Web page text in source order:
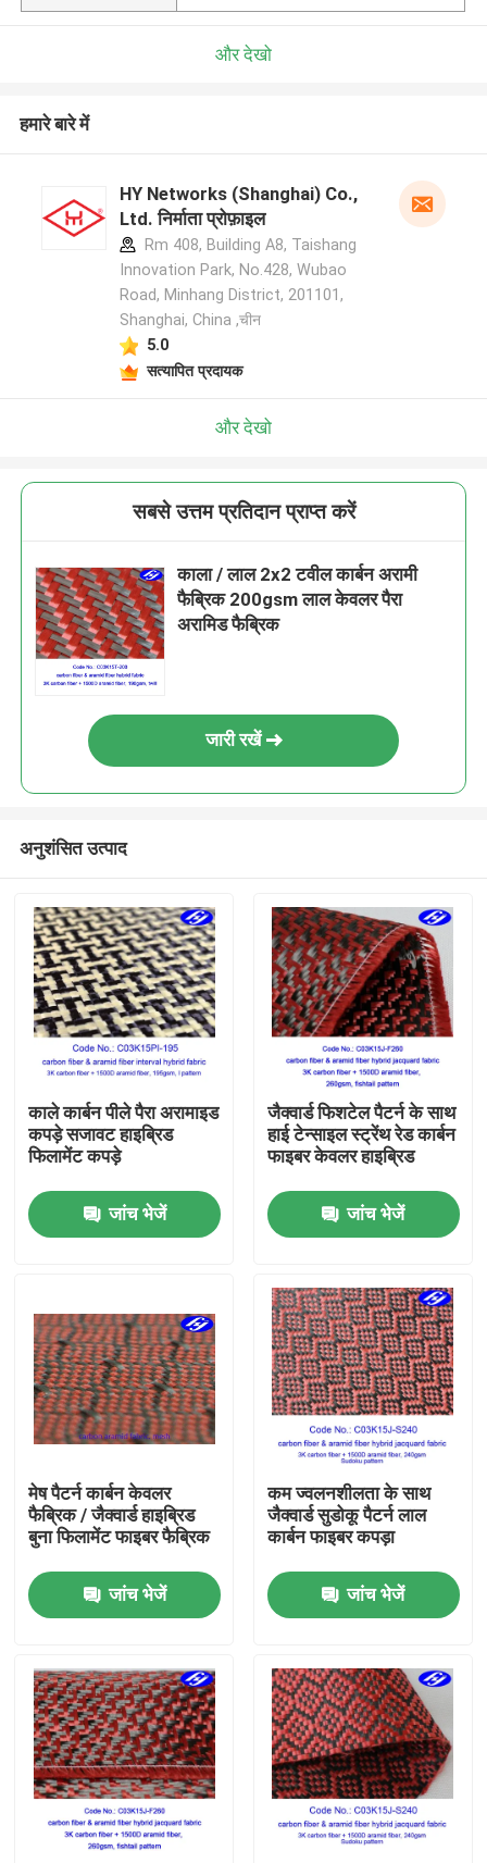
होम
वीडियो
हमारे बारे में
फैक्टरी यात्रा
गुणवत्ता नियंत्रण
समाचार
एक बोली का अनुरोध
कार्बन अरामी फैब्रिक
और देखो
हमारे बारे में
HY Networks (Shanghai) Co.,
Ltd. निर्माता प्रोफ़ाइल
Rm 408, Building A8, Taishang
Innovation Park, No.428, Wubao
Road, Minhang District, 201101,
Shanghai, China ,चीन
5.0
सत्यापित प्रदायक
और देखो
सबसे उत्तम प्रतिदान प्राप्त करें
काला / लाल 2x2 टवील कार्बन अरामी
फैब्रिक 200gsm लाल केवलर पैरा
अरामिड फैब्रिक
जारी रखें
अनुशंसित उत्पाद
काले कार्बन पीले पैरा अरामाइड
कपड़े सजावट हाइब्रिड
फिलामेंट कपड़े
जांच भेजें
जैक्वार्ड फिशटेल पैटर्न के साथ
हाई टेन्साइल स्ट्रेंथ रेड कार्बन
फाइबर केवलर हाइब्रिड
जांच भेजें
मेष पैटर्न कार्बन केवलर
फैब्रिक / जैक्वार्ड हाइब्रिड
बुना फिलामेंट फाइबर फैब्रिक
जांच भेजें
कम ज्वलनशीलता के साथ
जैक्वार्ड सुडोकू पैटर्न लाल
कार्बन फाइबर कपड़ा
जांच भेजें